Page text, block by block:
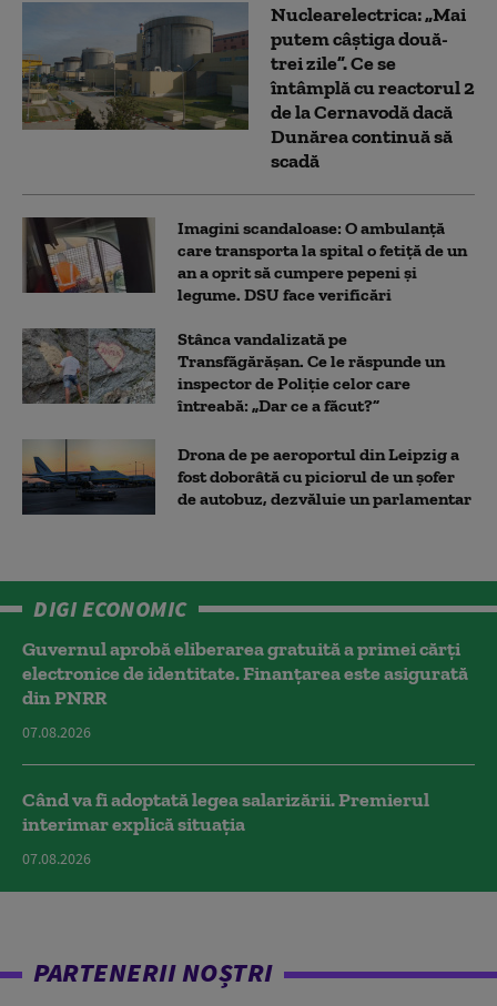
Nuclearelectrica: „Mai
putem câștiga două-
trei zile”. Ce se
întâmplă cu reactorul 2
de la Cernavodă dacă
Dunărea continuă să
scadă
Imagini scandaloase: O ambulanță
care transporta la spital o fetiță de un
an a oprit să cumpere pepeni și
legume. DSU face verificări
Stânca vandalizată pe
Transfăgărășan. Ce le răspunde un
inspector de Poliție celor care
întreabă: „Dar ce a făcut?”
Drona de pe aeroportul din Leipzig a
fost doborâtă cu piciorul de un şofer
de autobuz, dezvăluie un parlamentar
DIGI ECONOMIC
Guvernul aprobă eliberarea gratuită a primei cărţi
electronice de identitate. Finanțarea este asigurată
din PNRR
07.08.2026
Când va fi adoptată legea salarizării. Premierul
interimar explică situația
07.08.2026
PARTENERII NOȘTRI